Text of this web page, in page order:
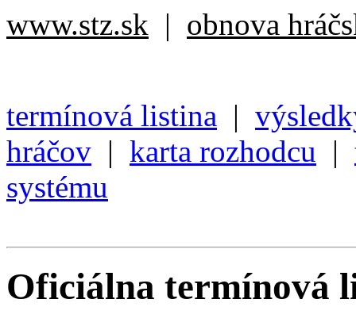
www.stz.sk | obnova
termínová listina |
hráčov | karta rozhodcu |
systému
Oficiálna termínová